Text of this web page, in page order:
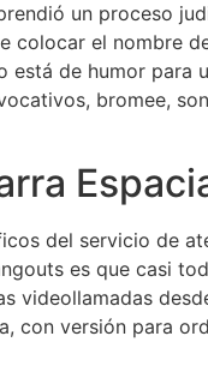
un proceso
colocar el nombre
está de humor para
bromee,
del servicio de
es que casi
videollamadas
con versión para